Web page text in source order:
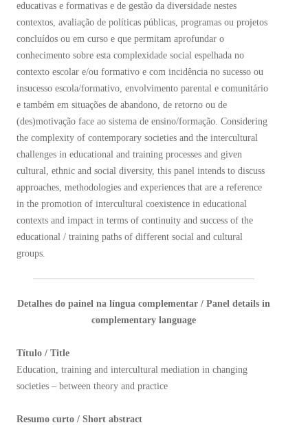
educativas e formativas e de gestão da diversidade nestes
contextos, avaliação de políticas públicas, programas ou projetos
concluídos ou em curso e que permitam aprofundar o
conhecimento sobre esta complexidade social espelhada no
contexto escolar e/ou formativo e com incidência no sucesso ou
insucesso escola/formativo, envolvimento parental e comunitário
e também em situações de abandono, de retorno ou de
(des)motivação face ao sistema de ensino/formação. Considering
the complexity of contemporary societies and the intercultural
challenges in educational and training processes and given
cultural, ethnic and social diversity, this panel intends to discuss
approaches, methodologies and experiences that are a reference
in the promotion of intercultural coexistence in educational
contexts and impact in terms of continuity and success of the
educational / training paths of different social and cultural
groups.
Detalhes do painel na língua complementar / Panel details in
complementary language
Título / Title
Education, training and intercultural mediation in changing
societies – between theory and practice
Resumo curto / Short abstract